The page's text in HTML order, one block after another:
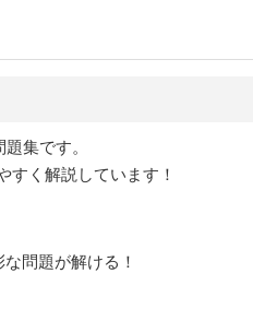
集です。
すく解説しています！
問題が解ける！